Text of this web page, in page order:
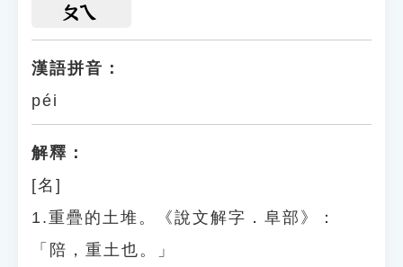
ㄆㄟ
漢語拼音：
péi
解釋：
[名]
1.重疊的土堆。《說文解字．阜部》：
「陪，重土也。」